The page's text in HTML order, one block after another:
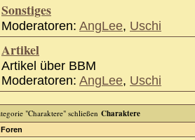
Sonstiges
Moderatoren: AngLee, Uschi
Artikel
Artikel über BBM
Moderatoren: AngLee, Uschi
Charaktere
Foren